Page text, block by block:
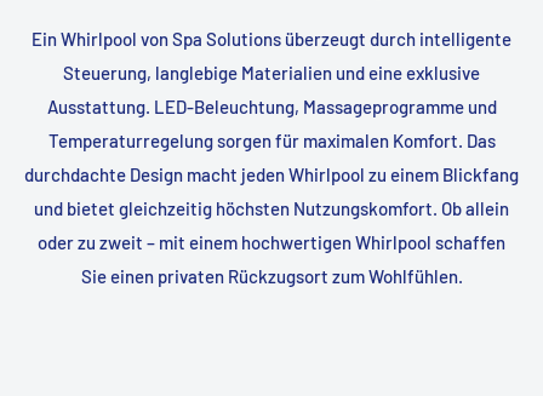
Ein Whirlpool von Spa Solutions überzeugt durch intelligente
Steuerung, langlebige Materialien und eine exklusive
Ausstattung. LED-Beleuchtung, Massageprogramme und
Temperaturregelung sorgen für maximalen Komfort. Das
durchdachte Design macht jeden Whirlpool zu einem Blickfang
und bietet gleichzeitig höchsten Nutzungskomfort. Ob allein
oder zu zweit – mit einem hochwertigen Whirlpool schaffen
Sie einen privaten Rückzugsort zum Wohlfühlen.